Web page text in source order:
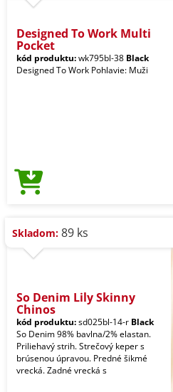
Designed To Work Multi
Pocket
kód produktu:wk795bl-38 Black
Designed To Work Pohlavie: Muži
Skladom: 89 ks
So Denim Lily Skinny
Chinos
kód produktu:sd025bl-14-r Black
So Denim 98% bavlna/2% elastan.
Priliehavý strih. Strečový keper s
brúsenou úpravou. Predné šikmé
vrecká. Zadné vrecká s